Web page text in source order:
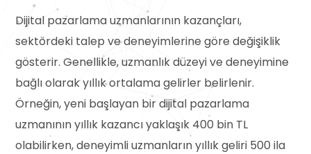
Dijital pazarlama uzmanlarının kazançları,
sektördeki talep ve deneyimlerine göre değişiklik
gösterir. Genellikle, uzmanlık düzeyi ve deneyimine
bağlı olarak yıllık ortalama gelirler belirlenir.
Örneğin, yeni başlayan bir dijital pazarlama
uzmanının yıllık kazancı yaklaşık 400 bin TL
olabilirken, deneyimli uzmanların yıllık geliri 500 ila